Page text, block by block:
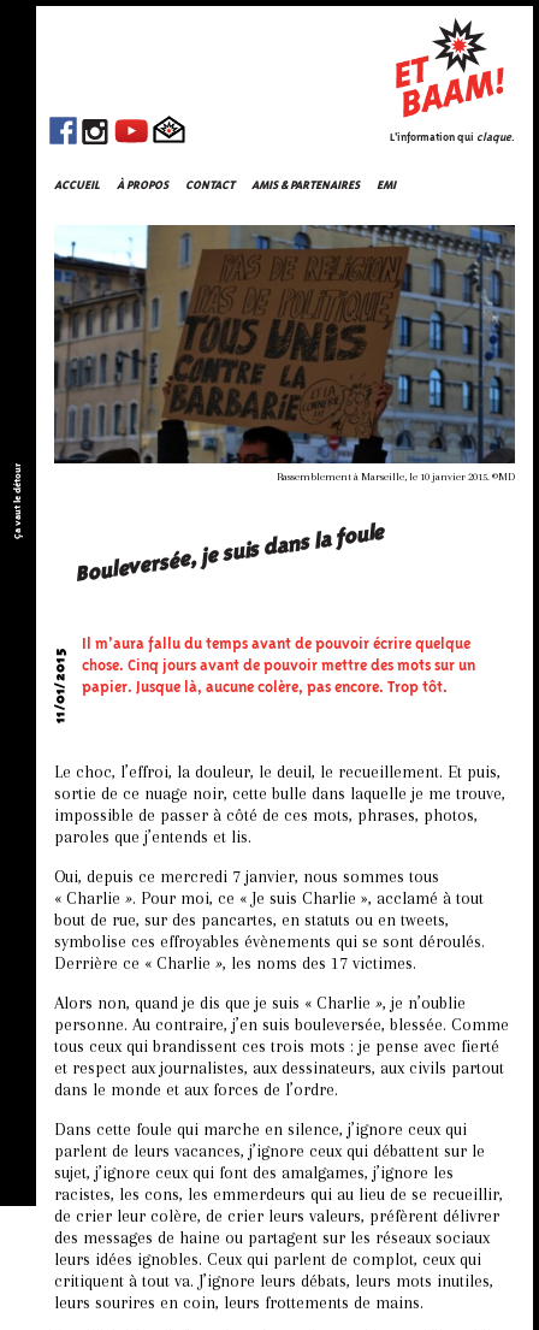
Ça vaut le détour
ACCUEIL À PROPOS CONTACT AMIS & PARTENAIRES EMI
L'information qui claque.
Rassemblement à Marseille, le 10 janvier 2015. ©MD
Bouleversée, je suis dans la foule
11/01/2015
Il m’aura fallu du temps avant de pouvoir écrire quelque
chose. Cinq jours avant de pouvoir mettre des mots sur un
papier. Jusque là, aucune colère, pas encore. Trop tôt.
Le choc, l’effroi, la douleur, le deuil, le recueillement. Et puis,
sortie de ce nuage noir, cette bulle dans laquelle je me trouve,
impossible de passer à côté de ces mots, phrases, photos,
paroles que j’entends et lis.
Oui, depuis ce mercredi 7 janvier, nous sommes tous
« Charlie ». Pour moi, ce « Je suis Charlie », acclamé à tout
bout de rue, sur des pancartes, en statuts ou en tweets,
symbolise ces effroyables évènements qui se sont déroulés.
Derrière ce « Charlie », les noms des 17 victimes.
Alors non, quand je dis que je suis « Charlie », je n’oublie
personne. Au contraire, j’en suis bouleversée, blessée. Comme
tous ceux qui brandissent ces trois mots : je pense avec fierté
et respect aux journalistes, aux dessinateurs, aux civils partout
dans le monde et aux forces de l’ordre.
Dans cette foule qui marche en silence, j’ignore ceux qui
parlent de leurs vacances, j’ignore ceux qui débattent sur le
sujet, j’ignore ceux qui font des amalgames, j’ignore les
racistes, les cons, les emmerdeurs qui au lieu de se recueillir,
de crier leur colère, de crier leurs valeurs, préfèrent délivrer
des messages de haine ou partagent sur les réseaux sociaux
leurs idées ignobles. Ceux qui parlent de complot, ceux qui
critiquent à tout va. J’ignore leurs débats, leurs mots inutiles,
leurs sourires en coin, leurs frottements de mains.